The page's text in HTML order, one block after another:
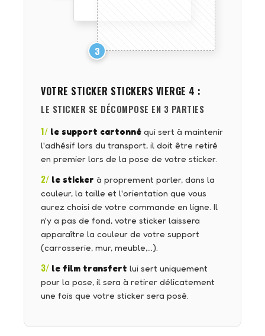
3
VOTRE STICKER STICKERS VIERGE 4 :
LE STICKER SE DÉCOMPOSE EN 3 PARTIES
1/ le support cartonné qui sert à maintenir
l'adhésif lors du transport, il doit être retiré
en premier lors de la pose de votre sticker.
2/ le sticker à proprement parler, dans la
couleur, la taille et l'orientation que vous
aurez choisi de votre commande en ligne. Il
n'y a pas de fond, votre sticker laissera
apparaître la couleur de votre support
(carrosserie, mur, meuble,…).
3/ le film transfert lui sert uniquement
pour la pose, il sera à retirer délicatement
une fois que votre sticker sera posé.